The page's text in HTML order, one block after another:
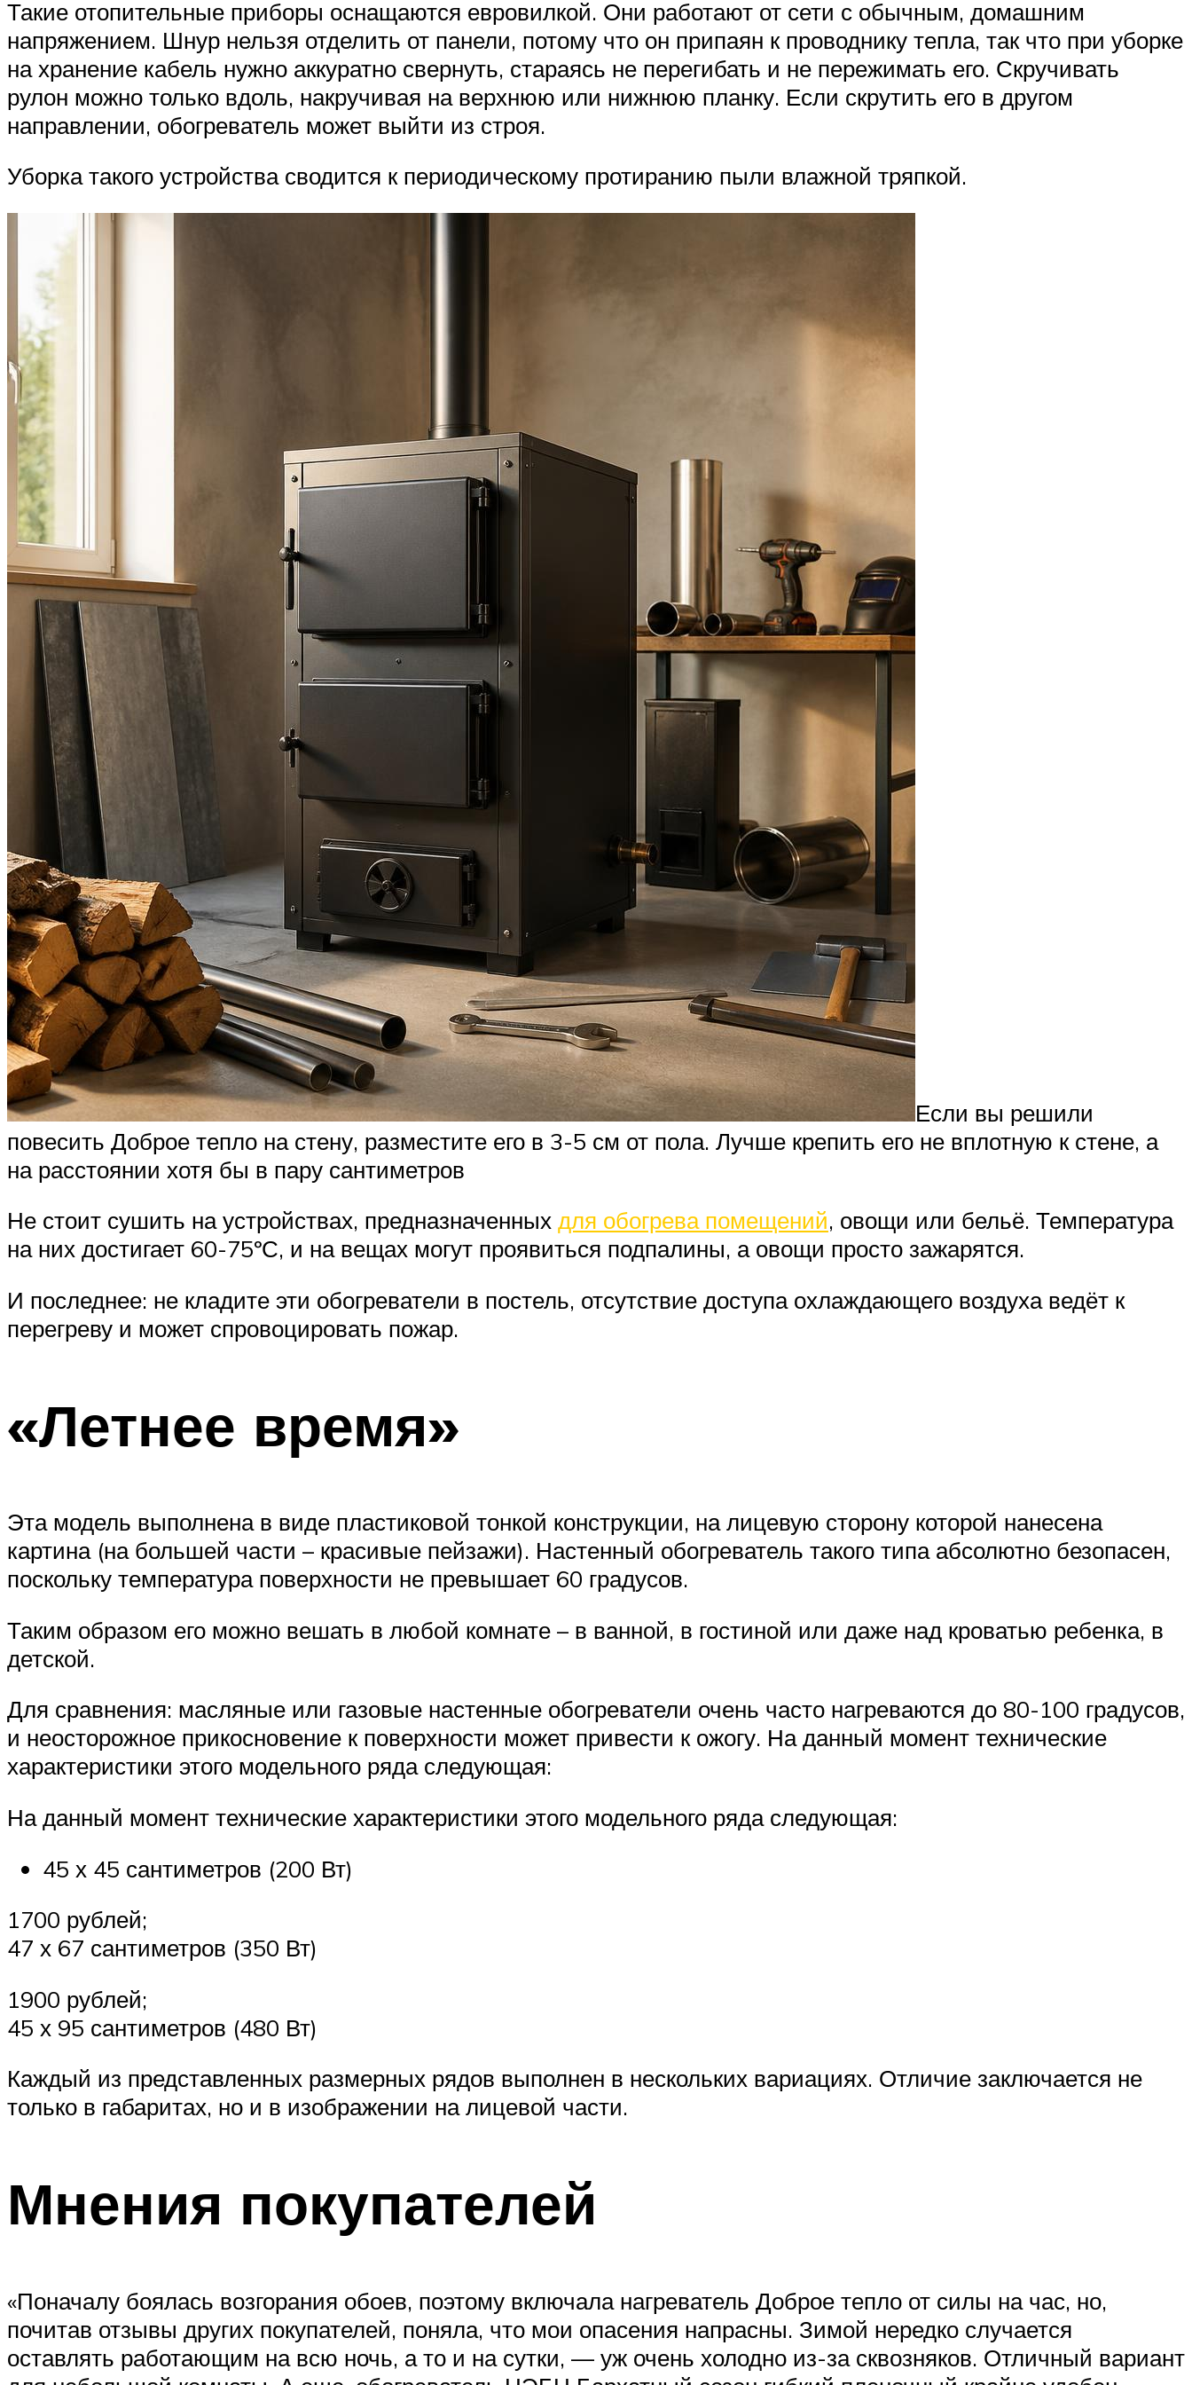
Такие отопительные приборы оснащаются евровилкой. Они работают от сети с обычным, домашним
напряжением. Шнур нельзя отделить от панели, потому что он припаян к проводнику тепла, так что при уборке
на хранение кабель нужно аккуратно свернуть, стараясь не перегибать и не пережимать его. Скручивать
рулон можно только вдоль, накручивая на верхнюю или нижнюю планку. Если скрутить его в другом
направлении, обогреватель может выйти из строя.
Уборка такого устройства сводится к периодическому протиранию пыли влажной тряпкой.
Если вы решили
повесить Доброе тепло на стену, разместите его в 3-5 см от пола. Лучше крепить его не вплотную к стене, а
на расстоянии хотя бы в пару сантиметров
Не стоит сушить на устройствах, предназначенных для обогрева помещений, овощи или бельё. Температура
на них достигает 60-75ºС, и на вещах могут проявиться подпалины, а овощи просто зажарятся.
И последнее: не кладите эти обогреватели в постель, отсутствие доступа охлаждающего воздуха ведёт к
перегреву и может спровоцировать пожар.
«Летнее время»
Эта модель выполнена в виде пластиковой тонкой конструкции, на лицевую сторону которой нанесена
картина (на большей части – красивые пейзажи). Настенный обогреватель такого типа абсолютно безопасен,
поскольку температура поверхности не превышает 60 градусов.
Таким образом его можно вешать в любой комнате – в ванной, в гостиной или даже над кроватью ребенка, в
детской.
Для сравнения: масляные или газовые настенные обогреватели очень часто нагреваются до 80-100 градусов,
и неосторожное прикосновение к поверхности может привести к ожогу. На данный момент технические
характеристики этого модельного ряда следующая:
На данный момент технические характеристики этого модельного ряда следующая:
45 х 45 сантиметров (200 Вт)
1700 рублей;
47 х 67 сантиметров (350 Вт)
1900 рублей;
45 х 95 сантиметров (480 Вт)
Каждый из представленных размерных рядов выполнен в нескольких вариациях. Отличие заключается не
только в габаритах, но и в изображении на лицевой части.
Мнения покупателей
«Поначалу боялась возгорания обоев, поэтому включала нагреватель Доброе тепло от силы на час, но,
почитав отзывы других покупателей, поняла, что мои опасения напрасны. Зимой нередко случается
оставлять работающим на всю ночь, а то и на сутки, — уж очень холодно из-за сквозняков. Отличный вариант